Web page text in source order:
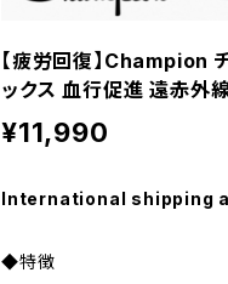
【疲労回復】Champion
ックス 血行促進 遠赤外
¥11,990
International shipping
◆特徴